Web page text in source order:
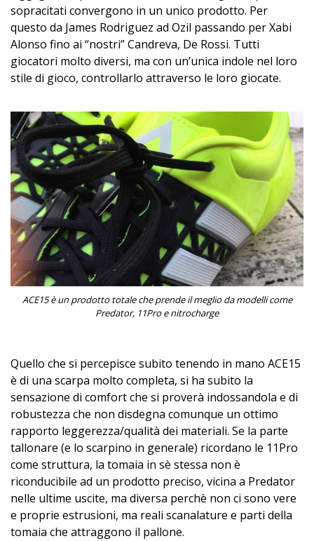
sopracitati convergono in un unico prodotto. Per
questo da James Rodriguez ad Ozil passando per Xabi
Alonso fino ai “nostri” Candreva, De Rossi. Tutti
giocatori molto diversi, ma con un’unica indole nel loro
stile di gioco, controllarlo attraverso le loro giocate.
ACE15 è un prodotto totale che prende il meglio da modelli come
Predator, 11Pro e nitrocharge
Quello che si percepisce subito tenendo in mano ACE15
è di una scarpa molto completa, si ha subito la
sensazione di comfort che si proverà indossandola e di
robustezza che non disdegna comunque un ottimo
rapporto leggerezza/qualità dei materiali. Se la parte
tallonare (e lo scarpino in generale) ricordano le 11Pro
come struttura, la tomaia in sè stessa non è
riconducibile ad un prodotto preciso, vicina a Predator
nelle ultime uscite, ma diversa perchè non ci sono vere
e proprie estrusioni, ma reali scanalature e parti della
tomaia che attraggono il pallone.